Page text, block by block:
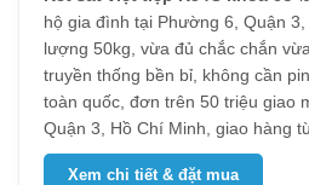
hộ gia đình tại Phường 6, Quận
lượng 50kg, vừa đủ chắc chắn
truyền thống bền bỉ, không cần
toàn quốc, đơn trên 50 triệu giao
Quận 3, Hồ Chí Minh, giao hàng
Xem chi tiết & đặt mua